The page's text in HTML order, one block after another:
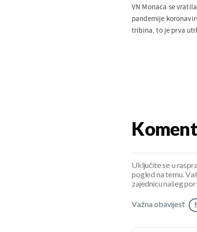
VN Monaca se
pandemije
tribina, to je prva
Uključite se u
pogled na temu.
zajednicu našeg
Važna obavijest !